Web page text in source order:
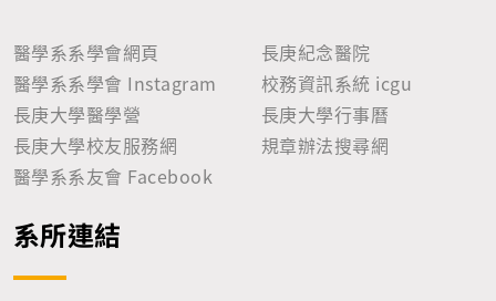
醫學系系學會網頁
醫學系系學會 Instagram
長庚大學醫學營
長庚大學校友服務網
醫學系系友會 Facebook
長庚紀念醫院
校務資訊系統 icgu
長庚大學行事曆
規章辦法搜尋網
系所連結